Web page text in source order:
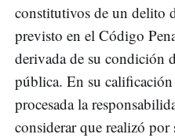
constitutivos de un delito
previsto en el Código
derivada de su condición
pública. En su
procesada la
considerar que realizó